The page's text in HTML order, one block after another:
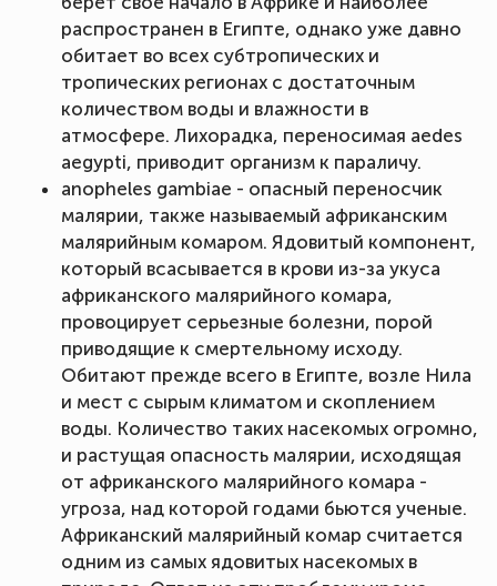
распространен в Египте, однако уже давно
обитает во всех субтропических и
тропических регионах с достаточным
количеством воды и влажности в
атмосфере. Лихорадка, переносимая aedes
aegypti, приводит организм к параличу.
anopheles gambiae - опасный переносчик
малярии, также называемый африканским
малярийным комаром. Ядовитый компонент,
который всасывается в крови из-за укуса
африканского малярийного комара,
провоцирует серьезные болезни, порой
приводящие к смертельному исходу.
Обитают прежде всего в Египте, возле Нила
и мест с сырым климатом и скоплением
воды. Количество таких насекомых огромно,
и растущая опасность малярии, исходящая
от африканского малярийного комара -
угроза, над которой годами бьются ученые.
Африканский малярийный комар считается
одним из самых ядовитых насекомых в